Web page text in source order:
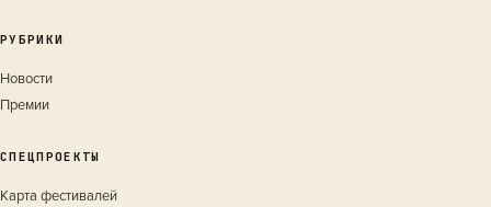
РУБРИКИ
Новости
Премии
СПЕЦПРОЕКТЫ
Карта фестивалей